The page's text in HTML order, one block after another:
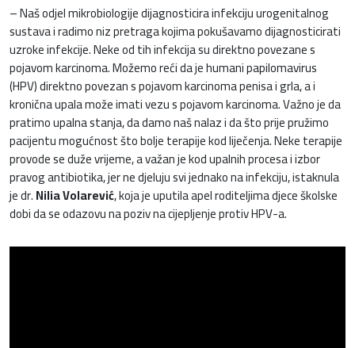
– Naš odjel mikrobiologije dijagnosticira infekciju urogenitalnog
sustava i radimo niz pretraga kojima pokušavamo dijagnosticirati
uzroke infekcije. Neke od tih infekcija su direktno povezane s
pojavom karcinoma. Možemo reći da je humani papilomavirus
(HPV) direktno povezan s pojavom karcinoma penisa i grla, a i
kronična upala može imati vezu s pojavom karcinoma. Važno je da
pratimo upalna stanja, da damo naš nalaz i da što prije pružimo
pacijentu mogućnost što bolje terapije kod liječenja. Neke terapije
provode se duže vrijeme, a važan je kod upalnih procesa i izbor
pravog antibiotika, jer ne djeluju svi jednako na infekciju, istaknula
je dr.Nilia Volarević, koja je uputila apel roditeljima djece školske
dobi da se odazovu na poziv na cijepljenje protiv HPV-a.